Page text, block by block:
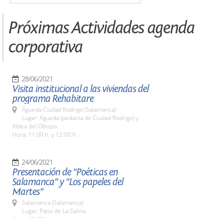
Próximas Actividades agenda
corporativa
28/06/2021
Visita institucional a las viviendas del
programa Rehabitare
Águeda Ciudad Rodrigo (Salamanca)
Lugar: Águeda (pedanía de Ciudad Rodrigo) y
Aldea del Obispo
Hora: 11:00 h. y 12:00 h.
24/06/2021
Presentación de "Poéticas en
Salamanca" y "Los papeles del
Martes"
Salamanca (Salamanca)
Lugar: Patio de La Salina